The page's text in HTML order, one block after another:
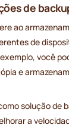
de
ao
de
você
e
solução de
a